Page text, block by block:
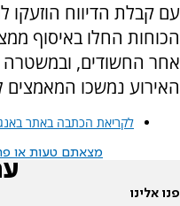
עם קבלת הדיווח
הכוחות החלו באיסוף
אחר החשודים, ובמשטרה
האירוע נמשכו
לקריאת הכתבה באתר
מצאתם טעות או
פנו אלינו